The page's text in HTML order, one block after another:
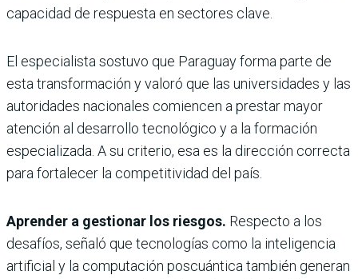
capacidad de respuesta en sectores clave.
El especialista sostuvo que Paraguay forma parte de
esta transformación y valoró que las universidades y las
autoridades nacionales comiencen a prestar mayor
atención al desarrollo tecnológico y a la formación
especializada. A su criterio, esa es la dirección correcta
para fortalecer la competitividad del país.
Aprender a gestionar los riesgos. Respecto a los
desafíos, señaló que tecnologías como la inteligencia
artificial y la computación poscuántica también generan